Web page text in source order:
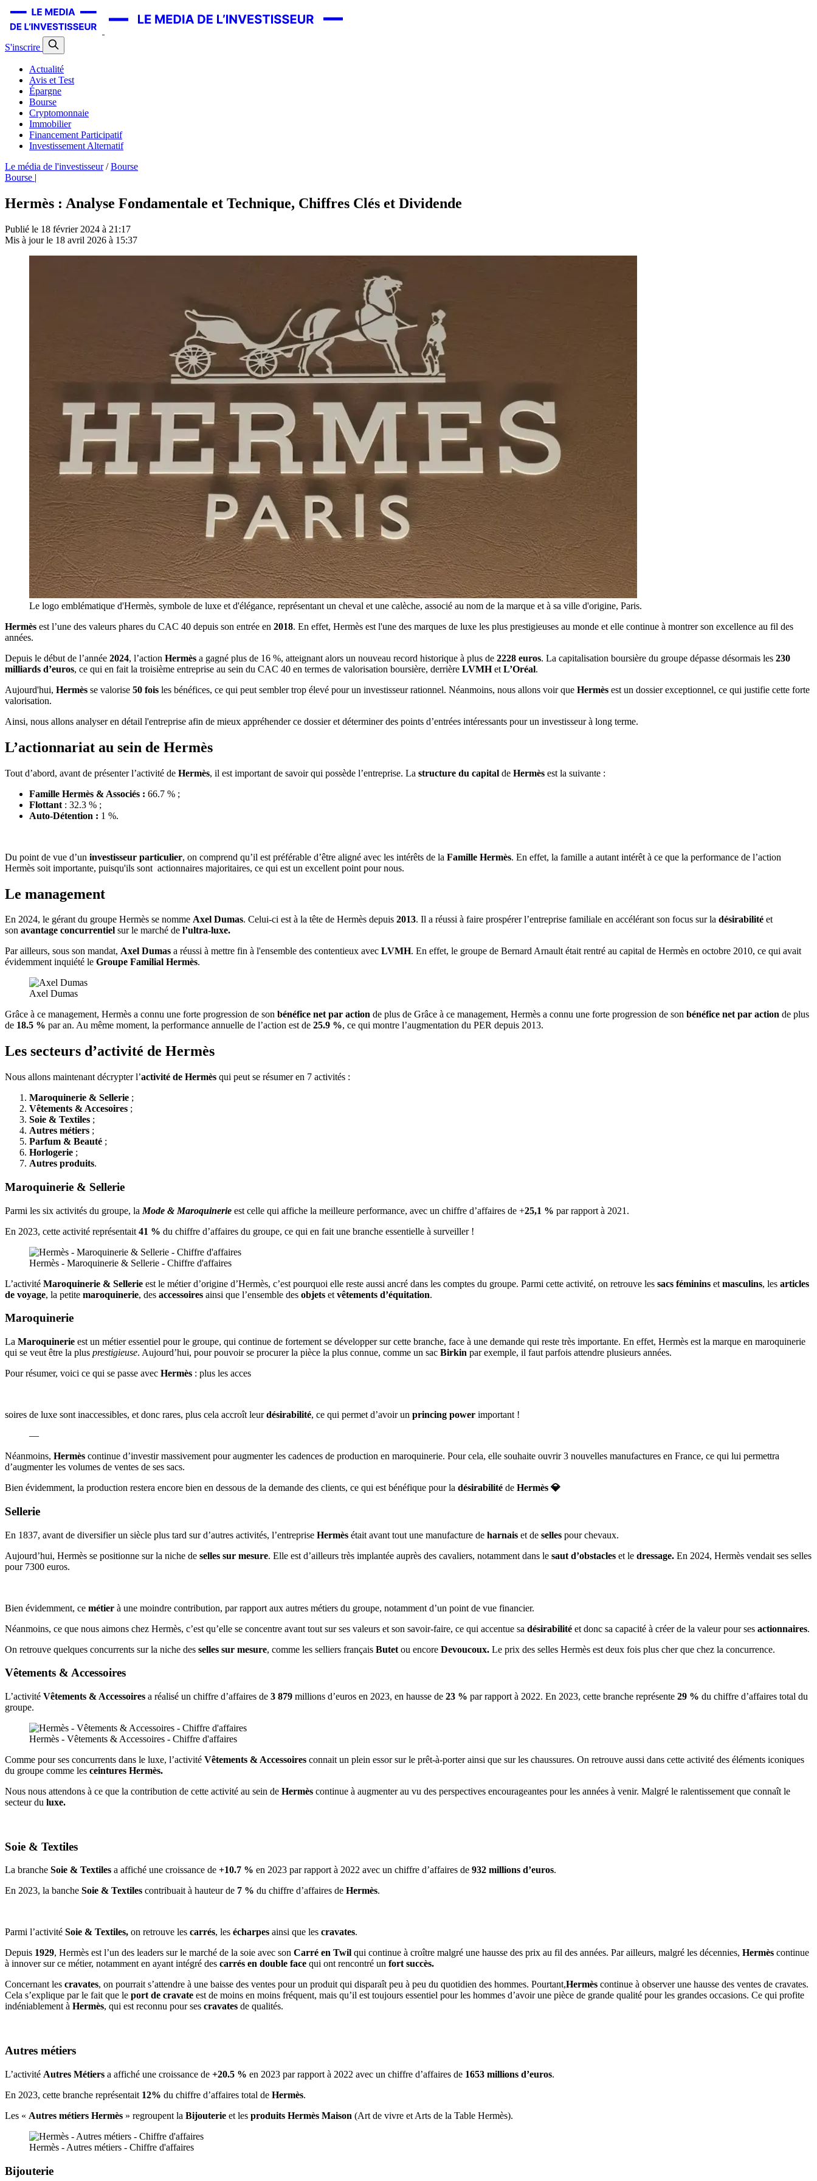
S'inscrire
Actualité
Avis et Test
Épargne
Bourse
Cryptomonnaie
Immobilier
Financement Participatif
Investissement Alternatif
Le média de l'investisseur / Bourse
Bourse |
Hermès : Analyse Fondamentale et Technique, Chiffres Clés et Dividende
Publié le 18 février 2024 à 21:17
Mis à jour le 18 avril 2026 à 15:37
Le logo emblématique d'Hermès, symbole de luxe et d'élégance, représentant un cheval et une calèche, associé au nom de la marque et à sa ville d'origine, Paris.
Hermès est l’une des valeurs phares du CAC 40 depuis son entrée en 2018. En effet, Hermès est l'une des marques de luxe les plus prestigieuses au monde et elle continue à montrer son excellence au fil des
années.
Depuis le début de l’année 2024, l’action Hermès a gagné plus de 16 %, atteignant alors un nouveau record historique à plus de 2228 euros. La capitalisation boursière du groupe dépasse désormais les 230
milliards d’euros, ce qui en fait la troisième entreprise au sein du CAC 40 en termes de valorisation boursière, derrière LVMHet L’Oréal.
Aujourd'hui, Hermès se valorise 50 fois les bénéfices, ce qui peut sembler trop élevé pour un investisseur rationnel. Néanmoins, nous allons voir que Hermès est un dossier exceptionnel, ce qui justifie cette forte
valorisation.
Ainsi, nous allons analyser en détail l'entreprise afin de mieux appréhender ce dossier et déterminer des points d’entrées intéressants pour un investisseur à long terme.
L’actionnariat au sein de Hermès
Tout d’abord, avant de présenter l’activité de Hermès, il est important de savoir qui possède l’entreprise. La structure du capital de Hermès est la suivante :
Famille Hermès & Associés : 66.7 % ;
Flottant : 32.3 % ;
Auto-Détention : 1 %.
Du point de vue d’un investisseur particulier, on comprend qu’il est préférable d’être aligné avec les intérêts de la Famille Hermès. En effet, la famille a autant intérêt à ce que la performance de l’action
Hermès soit importante, puisqu'ils sont actionnaires majoritaires, ce qui est un excellent point pour nous.
Le management
En 2024, le gérant du groupe Hermès se nomme Axel Dumas. Celui-ci est à la tête de Hermès depuis 2013. Il a réussi à faire prospérer l’entreprise familiale en accélérant son focus sur la désirabilité et
son avantage concurrentiel sur le marché de l’ultra-luxe.
Par ailleurs, sous son mandat, Axel Dumas a réussi à mettre fin à l'ensemble des contentieux avec LVMH. En effet, le groupe de Bernard Arnault était rentré au capital de Hermès en octobre 2010, ce qui avait
évidemment inquiété le Groupe Familial Hermès.
Axel Dumas
Grâce à ce management, Hermès a connu une forte progression de son bénéfice net par action de plus de Grâce à ce management, Hermès a connu une forte progression de son bénéfice net par action de plus
de 18.5 % par an. Au même moment, la performance annuelle de l’action est de 25.9 %, ce qui montre l’augmentation du PER depuis 2013.
Les secteurs d’activité de Hermès
Nous allons maintenant décrypter l’activité de Hermès qui peut se résumer en 7 activités :
Maroquinerie & Sellerie ;
Vêtements & Accesoires ;
Soie & Textiles ;
Autres métiers ;
Parfum & Beauté ;
Horlogerie ;
Autres produits.
Maroquinerie & Sellerie
Parmi les six activités du groupe, la Mode & Maroquinerie est celle qui affiche la meilleure performance, avec un chiffre d’affaires de +25,1 % par rapport à 2021.
En 2023, cette activité représentait 41 % du chiffre d’affaires du groupe, ce qui en fait une branche essentielle à surveiller !
Hermès - Maroquinerie & Sellerie - Chiffre d'affaires
L’activité Maroquinerie & Sellerie est le métier d’origine d’Hermès, c’est pourquoi elle reste aussi ancré dans les comptes du groupe. Parmi cette activité, on retrouve les sacs féminins et masculins, les articles
de voyage, la petite maroquinerie, des accessoires ainsi que l’ensemble des objets et vêtements d’équitation.
Maroquinerie
La Maroquinerie est un métier essentiel pour le groupe, qui continue de fortement se développer sur cette branche, face à une demande qui reste très importante. En effet, Hermès est la marque en maroquinerie
qui se veut être la plus prestigieuse. Aujourd’hui, pour pouvoir se procurer la pièce la plus connue, comme un sac Birkin par exemple, il faut parfois attendre plusieurs années.
Pour résumer, voici ce qui se passe avec Hermès : plus les acces
soires de luxe sont inaccessibles, et donc rares, plus cela accroît leurdésirabilité, ce qui permet d’avoir un princing power important !
—
Néanmoins, Hermès continue d’investir massivement pour augmenter les cadences de production en maroquinerie. Pour cela, elle souhaite ouvrir 3 nouvelles manufactures en France, ce qui lui permettra
d’augmenter les volumes de ventes de ses sacs.
Bien évidemment, la production restera encore bien en dessous de la demande des clients, ce qui est bénéfique pour la désirabilité de Hermès 💎
Sellerie
En 1837, avant de diversifier un siècle plus tard sur d’autres activités, l’entreprise Hermès était avant tout une manufacture de harnais et de selles pour chevaux.
Aujourd’hui, Hermès se positionne sur la niche de selles sur mesure. Elle est d’ailleurs très implantée auprès des cavaliers, notamment dans le saut d’obstacles et le dressage. En 2024, Hermès vendait ses selles
pour 7300 euros.
Bien évidemment, ce métier à une moindre contribution, par rapport aux autres métiers du groupe, notamment d’un point de vue financier.
Néanmoins, ce que nous aimons chez Hermès, c’est qu’elle se concentre avant tout sur ses valeurs et son savoir-faire, ce qui accentue sa désirabilité et donc sa capacité à créer de la valeur pour ses actionnaires.
On retrouve quelques concurrents sur la niche des selles sur mesure, comme les selliers français Butet ou encore Devoucoux. Le prix des selles Hermès est deux fois plus cher que chez la concurrence.
Vêtements & Accessoires
L’activité Vêtements & Accessoires a réalisé un chiffre d’affaires de 3 879 millions d’euros en 2023, en hausse de 23 % par rapport à 2022. En 2023, cette branche représente 29 % du chiffre d’affaires total du
groupe.
Hermès - Vêtements & Accessoires - Chiffre d'affaires
Comme pour ses concurrents dans le luxe, l’activité Vêtements & Accessoires connait un plein essor sur le prêt-à-porter ainsi que sur les chaussures. On retrouve aussi dans cette activité des éléments iconiques
du groupe comme les ceintures Hermès.
Nous nous attendons à ce que la contribution de cette activité au sein de Hermès continue à augmenter au vu des perspectives encourageantes pour les années à venir. Malgré le ralentissement que connaît le
secteur du luxe.
Soie & Textiles
La branche Soie & Textiles a affiché une croissance de +10.7 % en 2023 par rapport à 2022 avec un chiffre d’affaires de 932 millions d’euros.
En 2023, la banche Soie & Textiles contribuait à hauteur de 7 % du chiffre d’affaires de Hermès.
Parmi l’activité Soie & Textiles, on retrouve les carrés, les écharpes ainsi que les cravates.
Depuis 1929, Hermès est l’un des leaders sur le marché de la soie avec son Carré en Twil qui continue à croître malgré une hausse des prix au fil des années. Par ailleurs, malgré les décennies, Hermès continue
à innover sur ce métier, notamment en ayant intégré des carrés en double face qui ont rencontré un fort succès.
Concernant les cravates, on pourrait s’attendre à une baisse des ventes pour un produit qui disparaît peu à peu du quotidien des hommes. Pourtant,Hermès continue à observer une hausse des ventes de cravates.
Cela s’explique par le fait que le port de cravate est de moins en moins fréquent, mais qu’il est toujours essentiel pour les hommes d’avoir une pièce de grande qualité pour les grandes occasions. Ce qui profite
indéniablement à Hermès, qui est reconnu pour ses cravates de qualités.
Autres métiers
L’activité Autres Métiers a affiché une croissance de +20.5 % en 2023 par rapport à 2022 avec un chiffre d’affaires de 1653 millions d’euros.
En 2023, cette branche représentait 12% du chiffre d’affaires total de Hermès.
Les « Autres métiers Hermès » regroupent la Bijouterie et les produits Hermès Maison (Art de vivre et Arts de la Table Hermès).
Hermès - Autres métiers - Chiffre d'affaires
Bijouterie